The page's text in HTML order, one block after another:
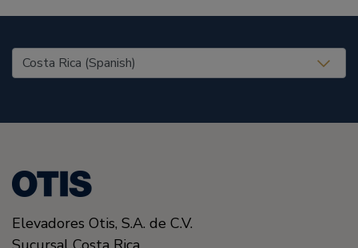
United States (EN)
Elevadores Otis, S.A. de C.V.